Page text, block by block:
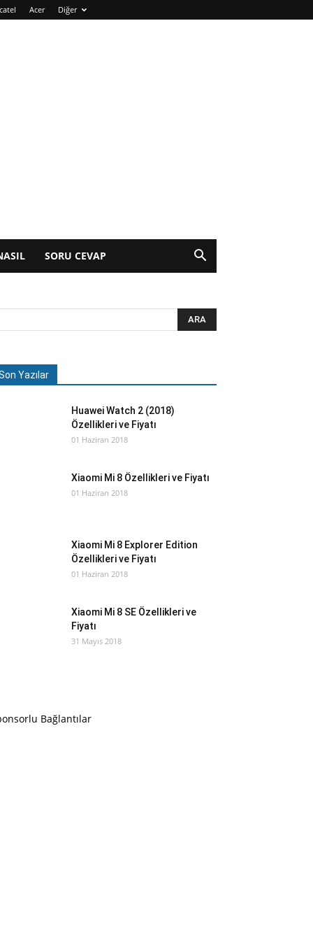
Acer Diğer
SORU CEVAP
Yazılar
Huawei Watch 2 (2018)
Özellikleri ve Fiyatı
01 Haziran 2018
Xiaomi Mi 8 Özellikleri ve Fiyatı
01 Haziran 2018
Xiaomi Mi 8 Explorer Edition
Özellikleri ve Fiyatı
01 Haziran 2018
Xiaomi Mi 8 SE Özellikleri ve
Fiyatı
31 Mayıs 2018
Bağlantılar